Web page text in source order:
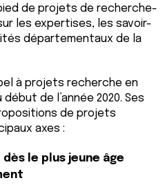
de projets de recherche-
les expertises, les savoir-
départementaux de la
à projets recherche en
de l’année 2020. Ses
de projets
axes :
dès le plus jeune âge